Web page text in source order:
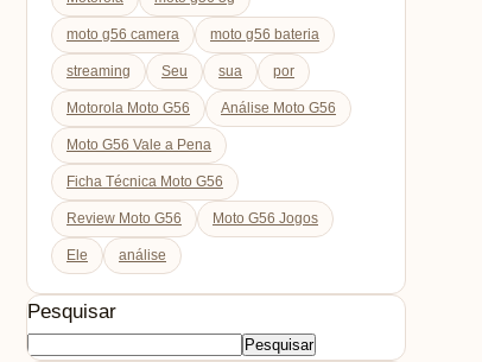
moto g56 camera moto g56 bateria
streaming Seu sua por
Motorola Moto G56 Análise Moto G56
Moto G56 Vale a Pena
Ficha Técnica Moto G56
Review Moto G56 Moto G56 Jogos
Ele análise
Pesquisar
Pesquisar